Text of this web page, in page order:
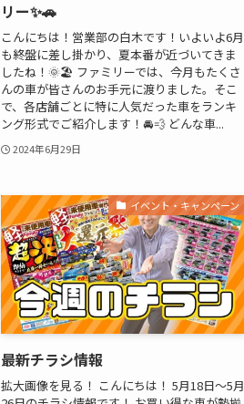
リー✨🚗
こんにちは！営業部の白木です！いよいよ6月
も終盤に差し掛かり、夏本番が近づいてきま
したね！🌞🏖️ ファミリーでは、今月もたくさ
んの車が皆さんのお手元に渡りました。そこ
で、各店舗ごとに特に人気だった車をランキ
ング形式でご紹介します！🚘💨 どんな車...
2024年6月29日
イベント・キャンペーン
最新チラシ情報
拡大画像を見る！ こんにちは！ 5月18日〜5月